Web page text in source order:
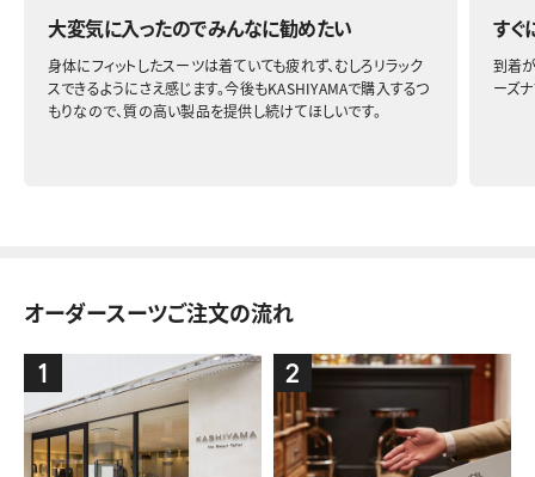
大変気に入ったのでみんなに勧めたい
身体にフィットしたスーツは着ていても疲れず、むしろリラック
スできるようにさえ感じます。今後もKASHIYAMAで購入するつ
もりなので、質の高い製品を提供し続けてほしいです。
すぐ
到着
ーズ
オーダースーツご注文の流れ
1 2